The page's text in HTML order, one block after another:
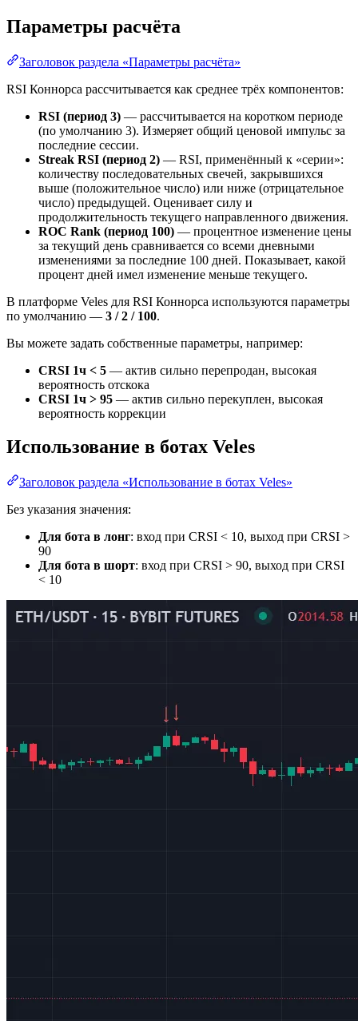
Параметры расчёта
Заголовок раздела «Параметры расчёта»
RSI Коннорса рассчитывается как среднее трёх компонентов:
RSI (период 3) — рассчитывается на коротком периоде
(по умолчанию 3). Измеряет общий ценовой импульс за
последние сессии.
Streak RSI (период 2) — RSI, применённый к «серии»:
количеству последовательных свечей, закрывшихся
выше (положительное число) или ниже (отрицательное
число) предыдущей. Оценивает силу и
продолжительность текущего направленного движения.
ROC Rank (период 100) — процентное изменение цены
за текущий день сравнивается со всеми дневными
изменениями за последние 100 дней. Показывает, какой
процент дней имел изменение меньше текущего.
В платформе Veles для RSI Коннорса используются параметры
по умолчанию — 3 / 2 / 100.
Вы можете задать собственные параметры, например:
CRSI 1ч < 5 — актив сильно перепродан, высокая
вероятность отскока
CRSI 1ч > 95 — актив сильно перекуплен, высокая
вероятность коррекции
Использование в ботах Veles
Заголовок раздела «Использование в ботах Veles»
Без указания значения:
Для бота в лонг: вход при CRSI < 10, выход при CRSI >
90
Для бота в шорт: вход при CRSI > 90, выход при CRSI
< 10